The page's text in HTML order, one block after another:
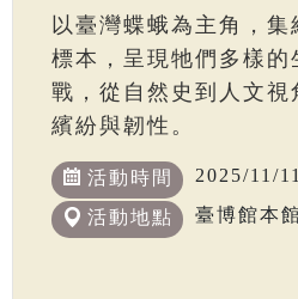
以臺灣蝶蛾為主角，
標本，呈現牠們多樣的
戰，從自然史到人文視
繽紛與韌性。
活動時間 2025/11/
活動地點 臺博館本